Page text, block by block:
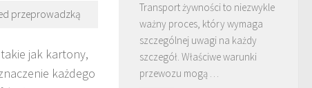
przeprowadzką
jak kartony,
każdego
Transport żywności to niezwykle
ważny proces, który wymaga
szczególnej uwagi na każdy
szczegół. Właściwe warunki
przewozu mogą …